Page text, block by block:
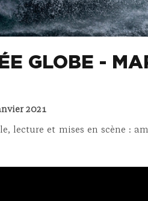
GLOBE -
2021
lecture et mises en scène :